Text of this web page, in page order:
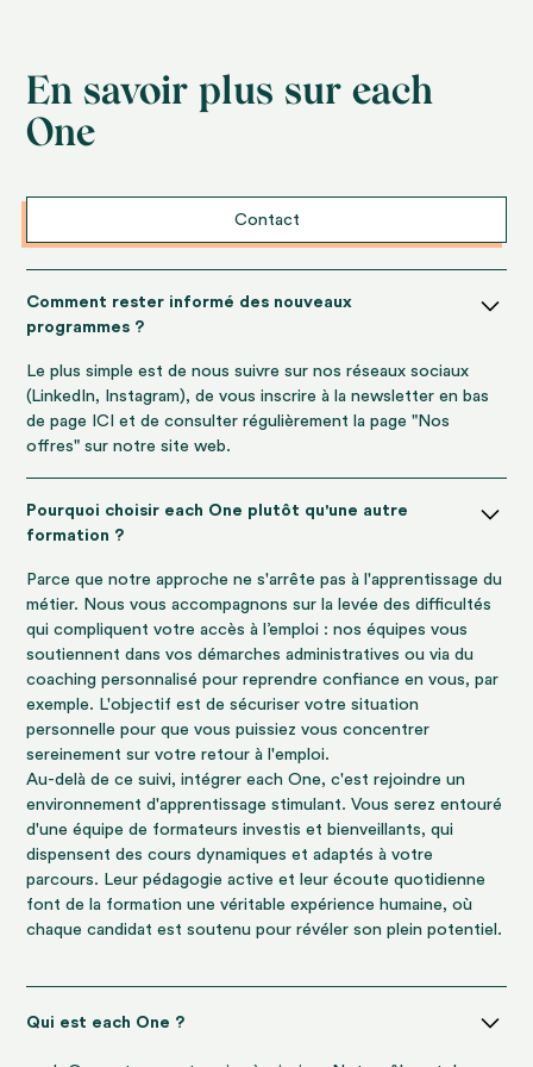
En savoir plus sur each
One
Contact
Comment rester informé des nouveaux
programmes ?
Le plus simple est de nous suivre sur nos réseaux sociaux
(LinkedIn, Instagram), de vous inscrire à la newsletter en bas
de page ICI et de consulter régulièrement la page "Nos
offres" sur notre site web.
Pourquoi choisir each One plutôt qu'une autre
formation ?
Parce que notre approche ne s'arrête pas à l'apprentissage du
métier. Nous vous accompagnons sur la levée des difficultés
qui compliquent votre accès à l’emploi : nos équipes vous
soutiennent dans vos démarches administratives ou via du
coaching personnalisé pour reprendre confiance en vous, par
exemple. L'objectif est de sécuriser votre situation
personnelle pour que vous puissiez vous concentrer
sereinement sur votre retour à l'emploi.
Au-delà de ce suivi, intégrer each One, c'est rejoindre un
environnement d'apprentissage stimulant. Vous serez entouré
d'une équipe de formateurs investis et bienveillants, qui
dispensent des cours dynamiques et adaptés à votre
parcours. Leur pédagogie active et leur écoute quotidienne
font de la formation une véritable expérience humaine, où
chaque candidat est soutenu pour révéler son plein potentiel.
Qui est each One ?